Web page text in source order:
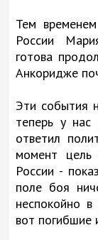
Тем
России
готова
Анкоридже
Эти события
теперь у
ответил
момент цель
России -
поле боя
неспокойно
вот погибшие